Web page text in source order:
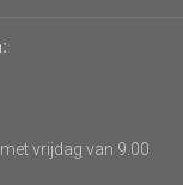
vrijdag van 9.00